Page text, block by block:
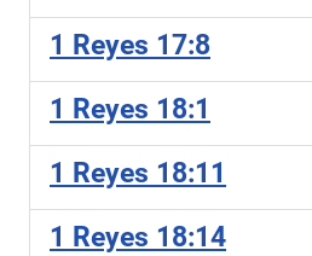
1 Reyes 17:8
1 Reyes 18:1
1 Reyes 18:11
1 Reyes 18:14